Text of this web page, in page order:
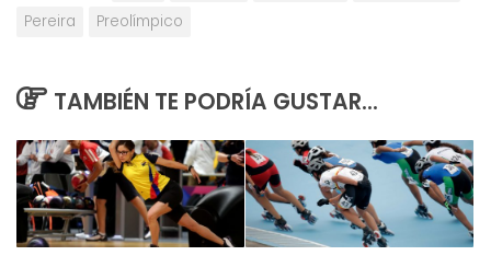
Pereira
Preolímpico
TAMBIÉN TE PODRÍA GUSTAR...